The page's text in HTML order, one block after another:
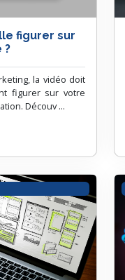
figurer sur
?
la vidéo doit
figurer sur votre
Découv ...